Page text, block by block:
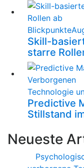
Blickpunkte
Skill-
starre
Technologie
Predictive
Stillstand
Neueste